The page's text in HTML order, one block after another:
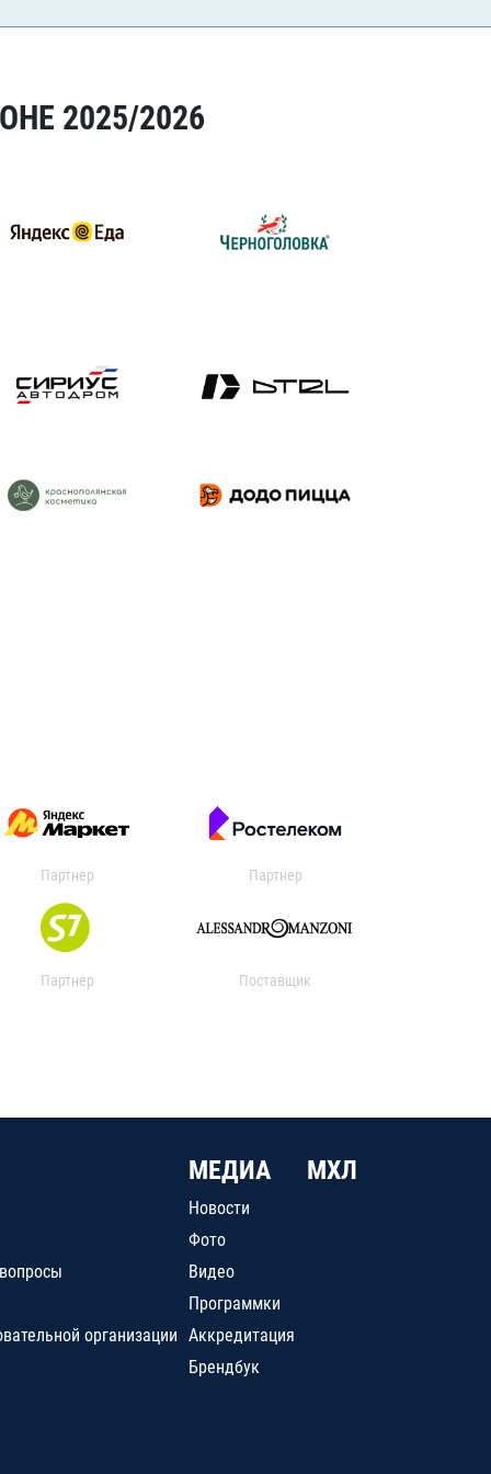
2025/2026
Партнер Партнер
Партнер Поставщик
организации
МЕДИА
Новости
Фото
Видео
Программки
Аккредитация
Брендбук
МХЛ